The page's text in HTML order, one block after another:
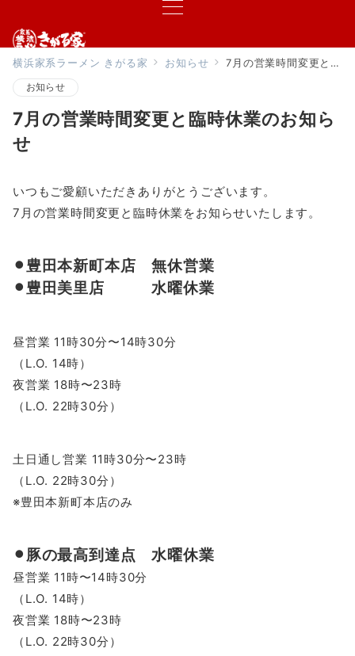
横浜家系ラーメン きがる家 お知らせ 7月の営業時間変更と臨時休業のお知らせ
お知らせ
7月の営業時間変更と臨時休業のお知ら
せ
いつもご愛顧いただきありがとうございます。
7月の営業時間変更と臨時休業をお知らせいたします。
⚫︎豊田本新町本店 無休営業
⚫︎豊田美里店 水曜休業
昼営業 11時30分〜14時30分
（L.O. 14時）
夜営業 18時〜23時
（L.O. 22時30分）
土日通し営業 11時30分〜23時
（L.O. 22時30分）
※豊田本新町本店のみ
⚫︎豚の最高到達点 水曜休業
昼営業 11時〜14時30分
（L.O. 14時）
夜営業 18時〜23時
（L.O. 22時30分）